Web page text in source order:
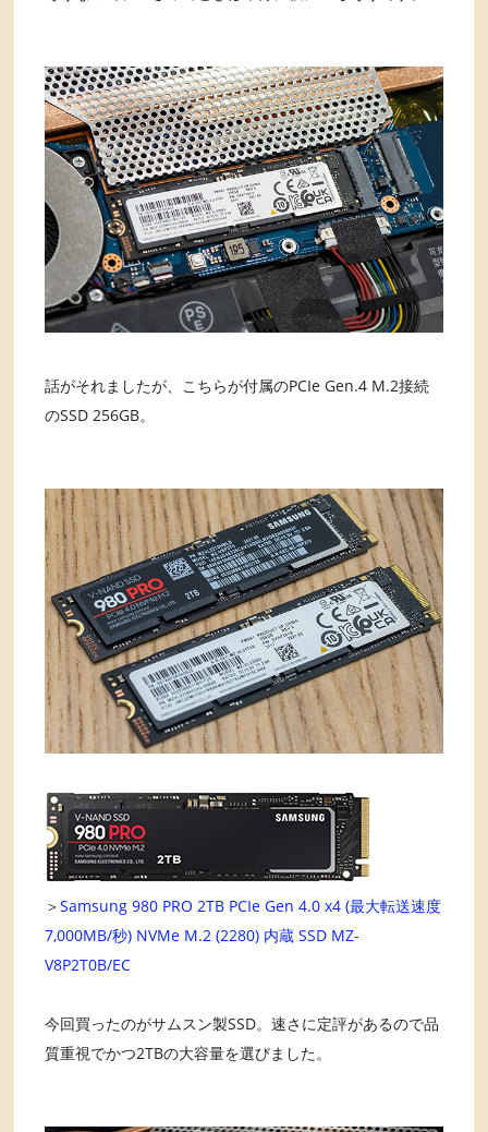
話がそれましたが、こちらが付属のPCIe Gen.4 M.2接続
のSSD 256GB。
＞Samsung 980 PRO 2TB PCIe Gen 4.0 x4 (最大転送速度
7,000MB/秒) NVMe M.2 (2280) 内蔵 SSD MZ-
V8P2T0B/EC
今回買ったのがサムスン製SSD。速さに定評があるので品
質重視でかつ2TBの大容量を選びました。